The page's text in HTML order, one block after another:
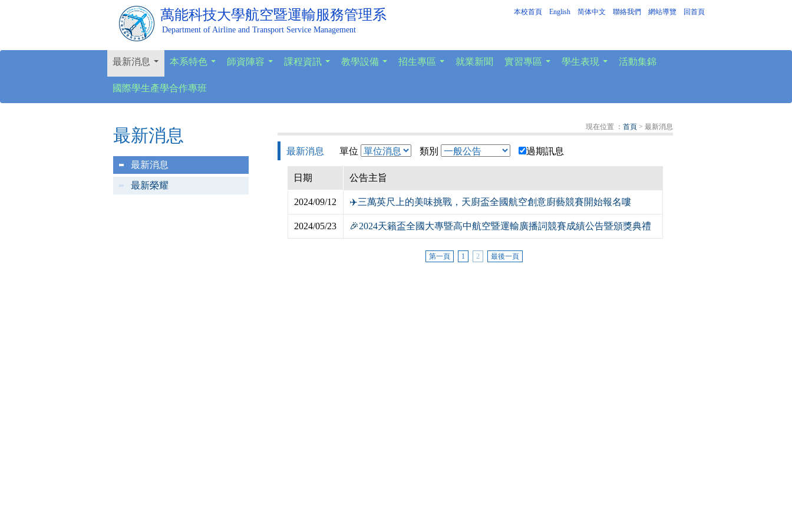
萬能科技大學航空暨運輸服務管理系
Department of Airline and Transport Service Management
本校首頁 English 简体中文 聯絡我們 網站導覽 回首頁
最新消息 本系特色 師資陣容 課程資訊 教學設備 招生專區 就業新聞 實習專區 學生表現 活動集錦
國際學生產學合作專班
最新消息
最新消息
最新榮耀
現在位置 ： 首頁 > 最新消息
最新消息 單位 類別 過期訊息
日期 公告主旨
2024/09/12 ✈️三萬英尺上的美味挑戰，天廚盃全國航空創意廚藝競賽開始報名嘍
2024/05/23 🎉2024天籟盃全國大專暨高中航空暨運輸廣播詞競賽成績公告暨頒獎典禮
第一頁 1 2 最後一頁